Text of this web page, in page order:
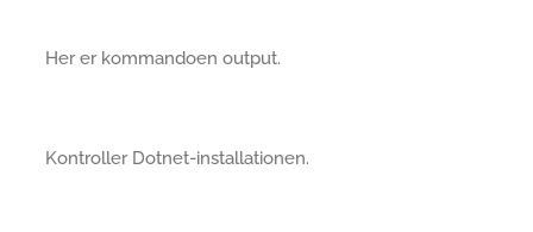
Her er kommandoen output.
Kontroller Dotnet-installationen.